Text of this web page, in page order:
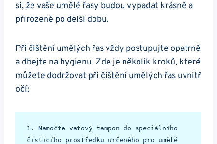
si, že vaše umělé řasy budou vypadat krásně a
přirozeně po delší dobu.
Při čištění umělých řas vždy postupujte opatrně
a dbejte na hygienu. Zde je několik kroků, které
můžete dodržovat při čištění umělých řas uvnitř
očí:
1. Namočte vatový tampon do speciálního
čisticího prostředku určeného pro umělé